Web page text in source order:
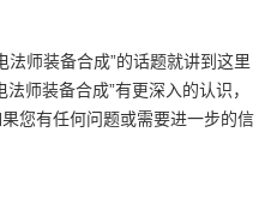
法师装备合成”的话题就讲到这里
师装备合成”有更深入的认识，
您有任何问题或需要进一步的信